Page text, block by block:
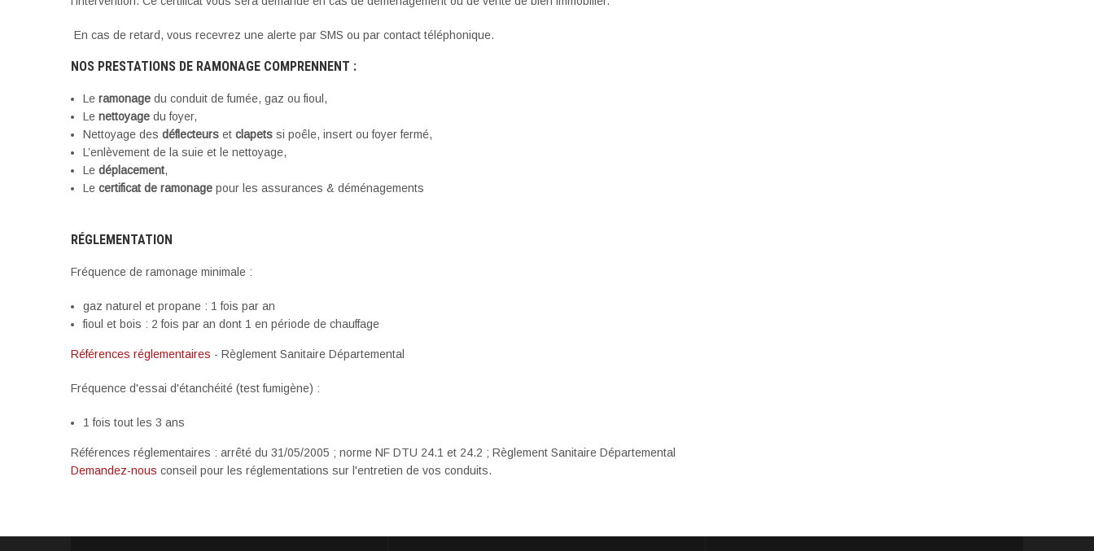
En cas de retard, vous recevrez une alerte par SMS ou par contact téléphonique.
NOS PRESTATIONS DE RAMONAGE COMPRENNENT :
Le ramonage du conduit de fumée, gaz ou fioul,
Le nettoyage du foyer,
Nettoyage des déflecteurs et clapets si poêle, insert ou foyer fermé,
L’enlèvement de la suie et le nettoyage,
Le déplacement,
Le certificat de ramonage pour les assurances & déménagements
RÉGLEMENTATION
Fréquence de ramonage minimale :
gaz naturel et propane : 1 fois par an
fioul et bois : 2 fois par an dont 1 en période de chauffage
Références réglementaires - Règlement Sanitaire Départemental
Fréquence d'essai d'étanchéité (test fumigène) :
1 fois tout les 3 ans
Références réglementaires : arrêté du 31/05/2005 ; norme NF DTU 24.1 et 24.2 ; Règlement Sanitaire Départemental
Demandez-nous conseil pour les réglementations sur l'entretien de vos conduits.